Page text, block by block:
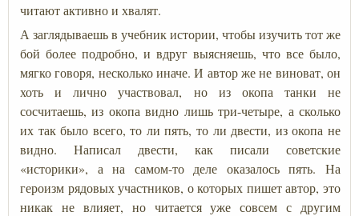
читают активно и хвалят.
А заглядываешь в учебник истории, чтобы изучить тот же
бой более подробно, и вдруг выясняешь, что все было,
мягко говоря, несколько иначе. И автор же не виноват, он
хоть и лично участвовал, но из окопа танки не
сосчитаешь, из окопа видно лишь три-четыре, а сколько
их так было всего, то ли пять, то ли двести, из окопа не
видно. Написал двести, как писали советские
«историки», а на самом-то деле оказалось пять. На
героизм рядовых участников, о которых пишет автор, это
никак не влияет, но читается уже совсем с другим